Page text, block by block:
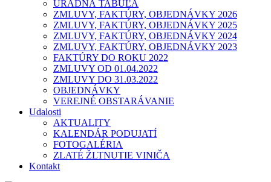
ÚRADNÁ TABUĽA
ZMLUVY, FAKTÚRY, OBJEDNÁVKY 2026
ZMLUVY, FAKTÚRY, OBJEDNÁVKY 2025
ZMLUVY, FAKTÚRY, OBJEDNÁVKY 2024
ZMLUVY, FAKTÚRY, OBJEDNÁVKY 2023
FAKTÚRY DO ROKU 2022
ZMLUVY OD 01.04.2022
ZMLUVY DO 31.03.2022
OBJEDNÁVKY
VEREJNÉ OBSTARÁVANIE
Udalosti
AKTUALITY
KALENDÁR PODUJATÍ
FOTOGALÉRIA
ZLATÉ ŽLTNUTIE VINIČA
Kontakt